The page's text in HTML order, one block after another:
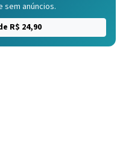
sem anúncios.
R$ 24,90